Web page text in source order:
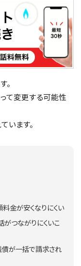
。
て変更する可能性
います。
金が安くなりにくい
がつながりにくいこ
が一括で請求され